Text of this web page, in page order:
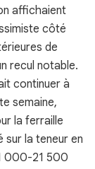
affichaient
côté
de
recul notable.
continuer à
semaine,
la ferraille
sur la teneur en
000-21 500